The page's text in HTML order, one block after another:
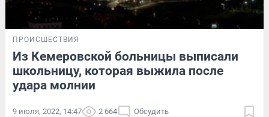
ПРОИСШЕСТВИЯ
Из Кемеровской больницы выписали
школьницу, которая выжила после
удара молнии
9 июля, 2022, 14:47 2 664 Обсудить